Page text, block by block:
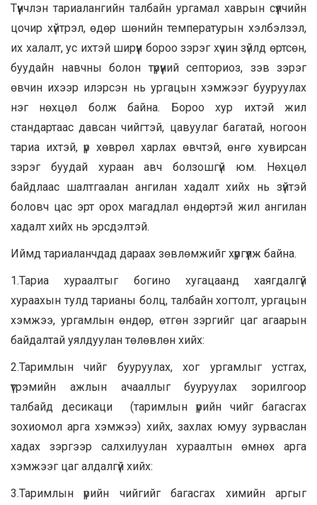
Түүнчлэн тариалангийн талбайн ургамал хаврын сүүлчийн
цочир хүйтрэл, өдөр шөнийн температурын хэлбэлзэл,
их халалт, ус ихтэй ширүүн бороо зэрэг хүчин зүйлд өртсөн,
буудайн навчны болон түрүүний септориоз, зэв зэрэг
өвчин ихээр илэрсэн нь ургацын хэмжээг бууруулах
нэг нөхцөл болж байна. Бороо хур ихтэй жил
стандартаас давсан чийгтэй, цавуулаг багатай, ногоон
тариа ихтэй, үр хөврөл харлах өвчтэй, өнгө хувирсан
зэрэг буудай хураан авч болзошгүй юм. Нөхцөл
байдлаас шалтгаалан ангилан хадалт хийх нь зүйтэй
боловч цас эрт орох магадлал өндөртэй жил ангилан
хадалт хийх нь эрсдэлтэй.
Иймд тариаланчдад дараах зөвлөмжийг хүргүүлж байна.
1.Тариа хураалтыг богино хугацаанд хаягдалгүй
хураахын тулд тарианы болц, талбайн хогтолт, ургацын
хэмжээ, ургамлын өндөр, өтгөн зэргийг цаг агаарын
байдалтай уялдуулан төлөвлөн хийх:
2.Таримлын чийг бууруулах, хог ургамлыг устгах,
үтрэмийн ажлын ачааллыг бууруулах зорилгоор
талбайд десикаци (таримлын үрийн чийг багасгах
зохиомол арга хэмжээ) хийх, захлах юмуу зурваслан
хадах зэргээр салхилуулан хураалтын өмнөх арга
хэмжээг цаг алдалгүй хийх:
3.Таримлын үрийн чийгийг багасгах химийн аргыг